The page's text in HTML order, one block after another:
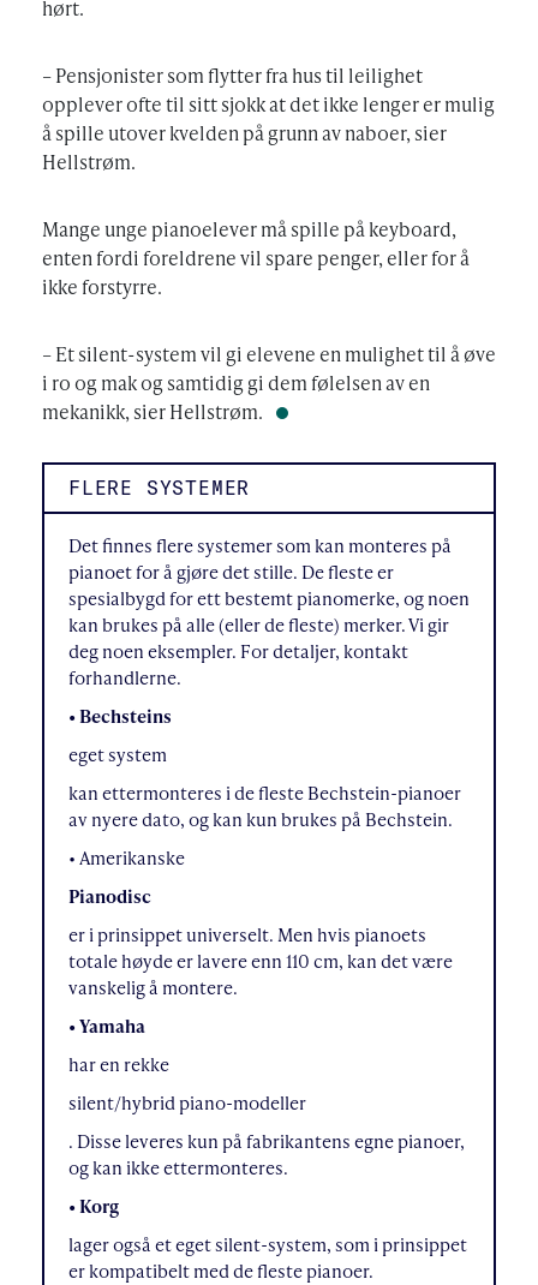
hørt.
– Pensjonister som flytter fra hus til leilighet
opplever ofte til sitt sjokk at det ikke lenger er mulig
å spille utover kvelden på grunn av naboer, sier
Hellstrøm.
Mange unge pianoelever må spille på keyboard,
enten fordi foreldrene vil spare penger, eller for å
ikke forstyrre.
– Et silent-system vil gi elevene en mulighet til å øve
i ro og mak og samtidig gi dem følelsen av en
mekanikk, sier Hellstrøm.
FLERE SYSTEMER
Det finnes flere systemer som kan monteres på
pianoet for å gjøre det stille. De fleste er
spesialbygd for ett bestemt pianomerke, og noen
kan brukes på alle (eller de fleste) merker. Vi gir
deg noen eksempler. For detaljer, kontakt
forhandlerne.
• Bechsteins
eget system
kan ettermonteres i de fleste Bechstein-pianoer
av nyere dato, og kan kun brukes på Bechstein.
• Amerikanske
Pianodisc
er i prinsippet universelt. Men hvis pianoets
totale høyde er lavere enn 110 cm, kan det være
vanskelig å montere.
• Yamaha
har en rekke
silent/hybrid piano-modeller
. Disse leveres kun på fabrikantens egne pianoer,
og kan ikke ettermonteres.
• Korg
lager også et eget silent-system, som i prinsippet
er kompatibelt med de fleste pianoer.